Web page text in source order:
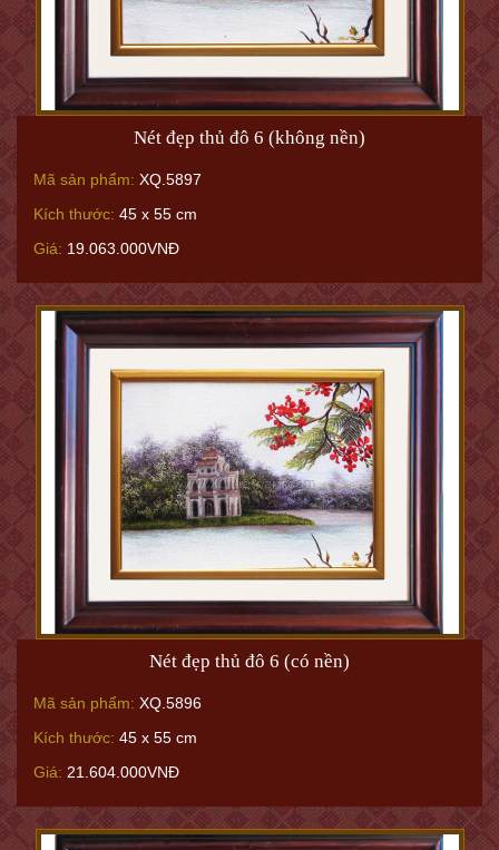
Nét đẹp thủ đô 6 (không nền)
Mã sản phẩm: XQ.5897
Kích thước: 45 x 55 cm
Giá: 19.063.000VNĐ
Nét đẹp thủ đô 6 (có nền)
Mã sản phẩm: XQ.5896
Kích thước: 45 x 55 cm
Giá: 21.604.000VNĐ